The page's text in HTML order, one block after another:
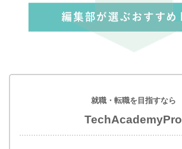
就職・転職を目指すなら
TechAcademyPro